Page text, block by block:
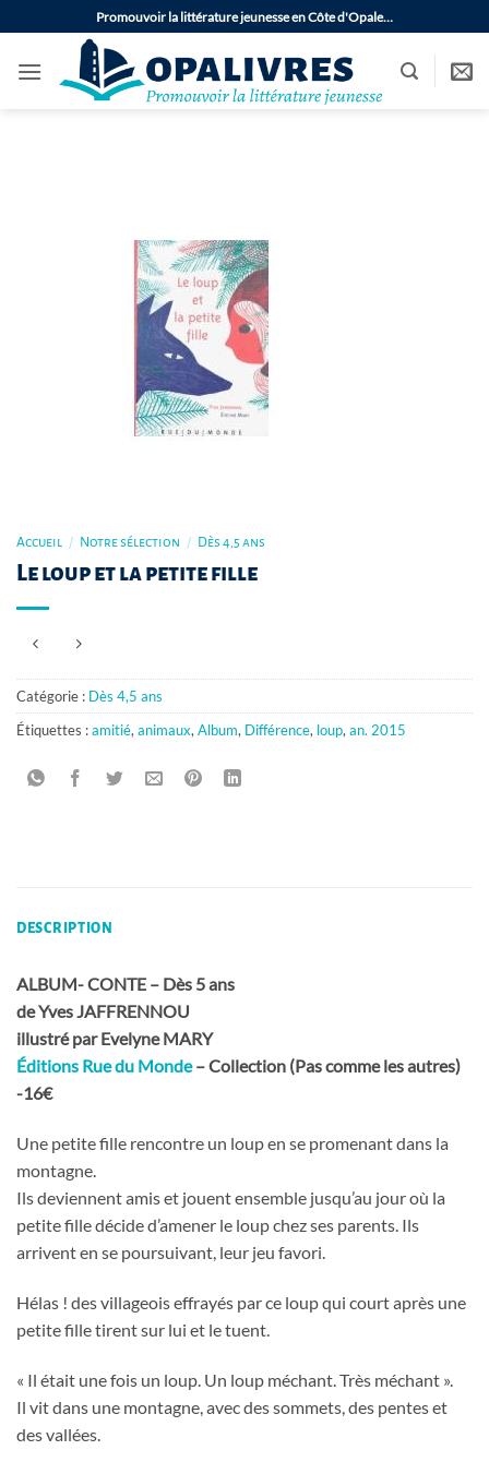
au
contenu
Promouvoir la littérature jeunesse en Côte d'Opale…
Accueil / Notre sélection / Dès 4,5 ans
Le loup et la petite fille
Catégorie : Dès 4,5 ans
Étiquettes :amitié,animaux,Album, Différence, loup,an. 2015
DESCRIPTION
ALBUM- CONTE – Dès 5 ans
de Yves JAFFRENNOU
illustré par Evelyne MARY
Éditions Rue du Monde– Collection (Pas comme les autres)
-16€
Une petite fille rencontre un loup en se promenant dans la
montagne.
Ils deviennent amis et jouent ensemble jusqu’au jour où la
petite fille décide d’amener le loup chez ses parents. Ils
arrivent en se poursuivant, leur jeu favori.
Hélas ! des villageois effrayés par ce loup qui court après une
petite fille tirent sur lui et le tuent.
« Il était une fois un loup. Un loup méchant. Très méchant ».
Il vit dans une montagne, avec des sommets, des pentes et
des vallées.